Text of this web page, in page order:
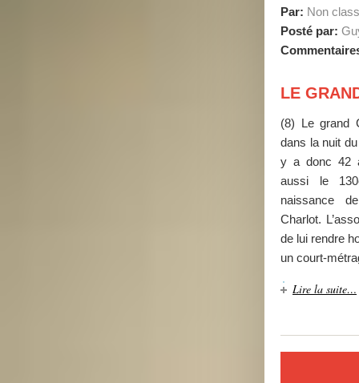
Par: Non
Posté par:
LE
(8) Le grand
dans la nuit
y a donc 42
aussi le
naissance
Charlot.
de lui rendre
un court-
Lire la suite…